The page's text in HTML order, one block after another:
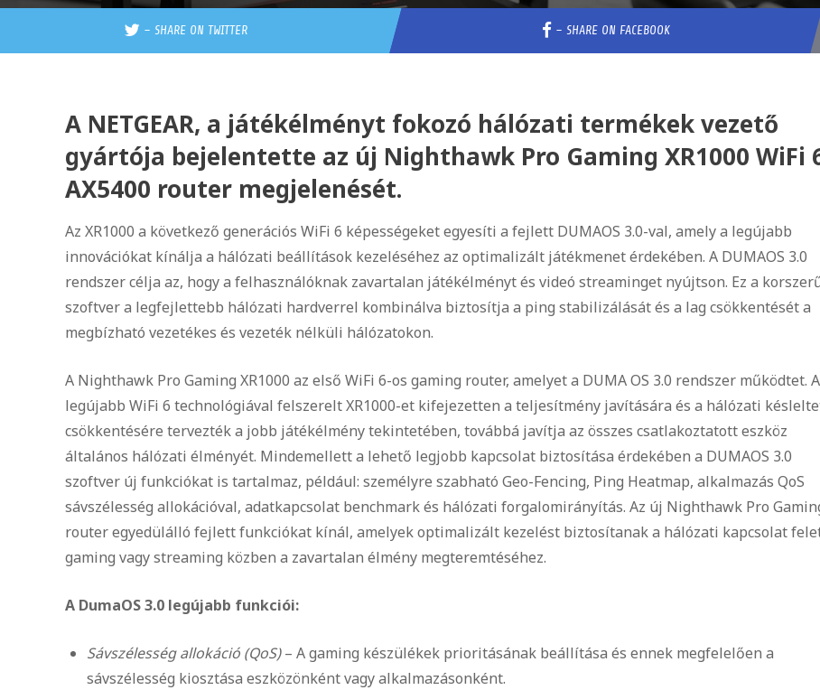
– SHARE ON TWITTER – SHARE ON FACEBOOK
A NETGEAR, a játékélményt fokozó hálózati termékek vezető
gyártója bejelentette az új Nighthawk Pro Gaming XR1000 WiFi
AX5400 router megjelenését.
Az XR1000 a következő generációs WiFi 6 képességeket egyesíti a fejlett DUMAOS 3.0-val, amely a legújabb
innovációkat kínálja a hálózati beállítások kezeléséhez az optimalizált játékmenet érdekében. A DUMAOS 3.0
rendszer célja az, hogy a felhasználóknak zavartalan játékélményt és videó streaminget nyújtson. Ez a
szoftver a legfejlettebb hálózati hardverrel kombinálva biztosítja a ping stabilizálását és a lag csökkentését a
megbízható vezetékes és vezeték nélküli hálózatokon.
A Nighthawk Pro Gaming XR1000 az első WiFi 6-os gaming router, amelyet a DUMA OS 3.0 rendszer működtet. A
legújabb WiFi 6 technológiával felszerelt XR1000-et kifejezetten a teljesítmény javítására és a hálózati
csökkentésére tervezték a jobb játékélmény tekintetében, továbbá javítja az összes csatlakoztatott eszköz
általános hálózati élményét. Mindemellett a lehető legjobb kapcsolat biztosítása érdekében a DUMAOS 3.0
szoftver új funkciókat is tartalmaz, például: személyre szabható Geo-Fencing, Ping Heatmap, alkalmazás QoS
sávszélesség allokációval, adatkapcsolat benchmark és hálózati forgalomirányítás. Az új Nighthawk Pro
router egyedülálló fejlett funkciókat kínál, amelyek optimalizált kezelést biztosítanak a hálózati kapcsolat
gaming vagy streaming közben a zavartalan élmény megteremtéséhez.
A DumaOS 3.0 legújabb funkciói:
Sávszélesség allokáció (QoS)– A gaming készülékek prioritásának beállítása és ennek megfelelően a
sávszélesség kiosztása eszközönként vagy alkalmazásonként.